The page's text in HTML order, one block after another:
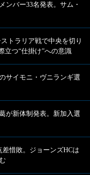
ンバー33名発表。サム・
トラリア戦で中央を切り
立つ“仕掛け”への意識
サイモニ・ヴニランギ選
が新体制発表。新加入選
差惜敗。ジョーンズHCは